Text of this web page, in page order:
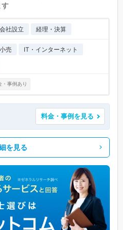
す
会社設立 経理・決算
売
IT・インターネット
・事例あり
料金・事例を見る
を見る